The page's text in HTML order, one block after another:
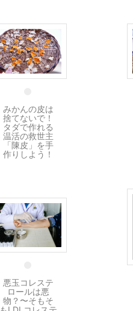
19 12月
みかんの皮は
捨てないで！
タダで作れる
温活の救世主
「陳皮」を手
作りしよう！
17 12月
悪玉コレステ
ロールは悪
物？〜そもそ